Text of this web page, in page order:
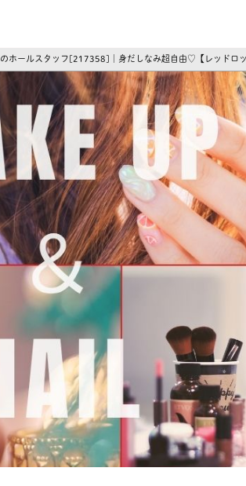
のホールスタッフ[217358]｜身だしなみ超自由♡【レッドロ